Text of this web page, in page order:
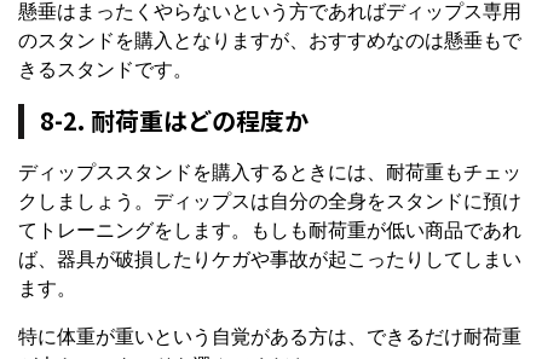
懸垂はまったくやらないという方であればディップス専用
のスタンドを購入となりますが、おすすめなのは懸垂もで
きるスタンドです。
8-2. 耐荷重はどの程度か
ディップススタンドを購入するときには、耐荷重もチェッ
クしましょう。ディップスは自分の全身をスタンドに預け
てトレーニングをします。もしも耐荷重が低い商品であれ
ば、器具が破損したりケガや事故が起こったりしてしまい
ます。
特に体重が重いという自覚がある方は、できるだけ耐荷重